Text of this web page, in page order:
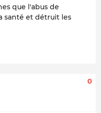
que l'abus de
santé et détruit les
0